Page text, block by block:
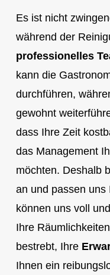
Es ist nicht
während der
professionelles
kann die
durchführen,
gewohnt
dass Ihre Zeit
das Management
möchten. Deshalb
an und passen uns
können uns voll
Ihre
bestrebt, Ihre
Ihnen ein